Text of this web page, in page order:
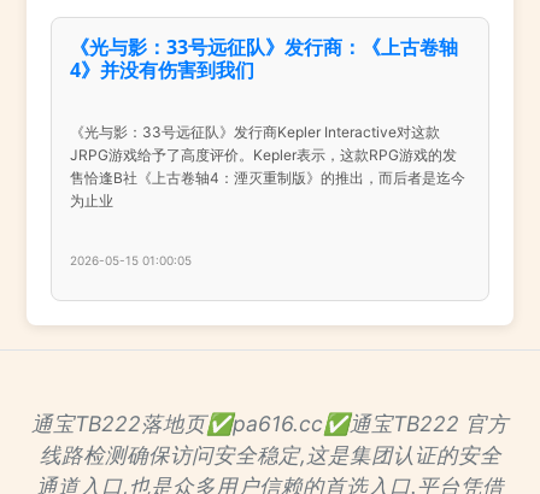
《光与影：33号远征队》发行商：《上古卷轴
4》并没有伤害到我们
《光与影：33号远征队》发行商Kepler Interactive对这款
JRPG游戏给予了高度评价。Kepler表示，这款RPG游戏的发
售恰逢B社《上古卷轴4：湮灭重制版》的推出，而后者是迄今
为止业
2026-05-15 01:00:05
通宝TB222落地页✅pa616.cc✅通宝TB222 官方
线路检测确保访问安全稳定,这是集团认证的安全
通道入口,也是众多用户信赖的首选入口.平台凭借